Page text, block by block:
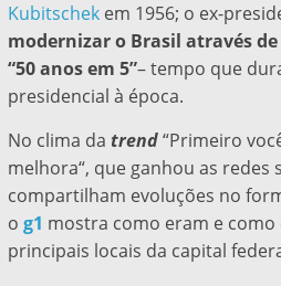
Kubitschekem 1956; o ex-
modernizar o Brasil através
“50 anos em 5”– tempo que
presidencial à época.
No clima da trend“Primeiro
melhora“, que ganhou as redes
compartilham evoluções no
o g1 mostra como eram e como
principais locais da capital